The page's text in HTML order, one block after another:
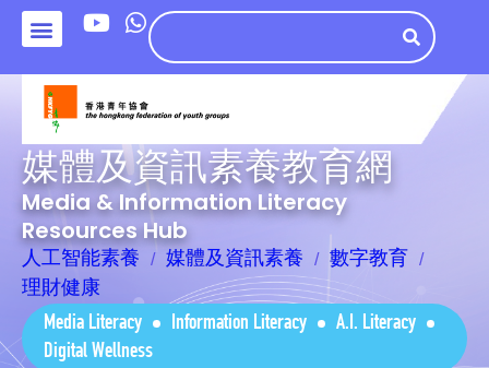
媒體及資訊素養教育網
Media & Information Literacy
Resources Hub
人工智能素養 媒體及資訊素養
數字教育
理財健康
Media Literacy Information Literacy
A.I. Literacy
Digital Wellness